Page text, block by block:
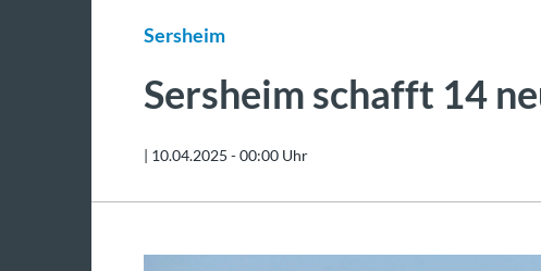
Sersheim
Sersheim schafft 14
| 10.04.2025 - 00:00 Uhr